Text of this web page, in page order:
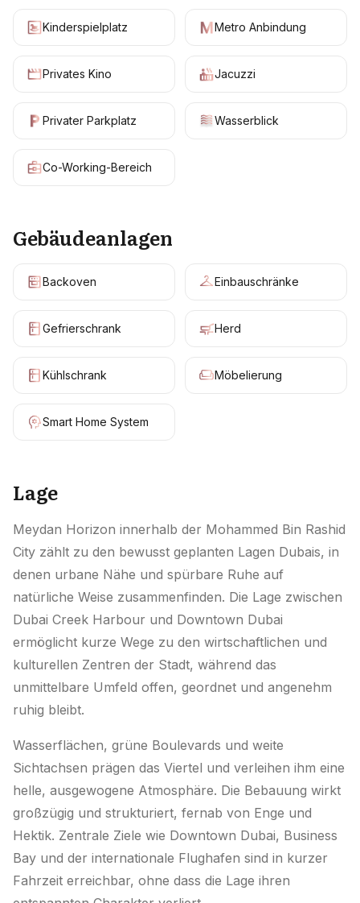
Kinderspielplatz Metro Anbindung
Privates Kino Jacuzzi
Privater Parkplatz Wasserblick
Co-Working-Bereich
Gebäudeanlagen
Backoven Einbauschränke
Gefrierschrank Herd
Kühlschrank Möbelierung
Smart Home System
Lage
Meydan Horizon innerhalb der Mohammed Bin Rashid
City zählt zu den bewusst geplanten Lagen Dubais, in
denen urbane Nähe und spürbare Ruhe auf
natürliche Weise zusammenfinden. Die Lage zwischen
Dubai Creek Harbour und Downtown Dubai
ermöglicht kurze Wege zu den wirtschaftlichen und
kulturellen Zentren der Stadt, während das
unmittelbare Umfeld offen, geordnet und angenehm
ruhig bleibt.
Wasserflächen, grüne Boulevards und weite
Sichtachsen prägen das Viertel und verleihen ihm eine
helle, ausgewogene Atmosphäre. Die Bebauung wirkt
großzügig und strukturiert, fernab von Enge und
Hektik. Zentrale Ziele wie Downtown Dubai, Business
Bay und der internationale Flughafen sind in kurzer
Fahrzeit erreichbar, ohne dass die Lage ihren